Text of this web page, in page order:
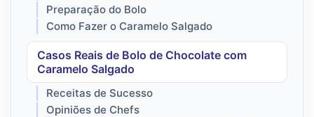
Preparação do Bolo
Como Fazer o Caramelo Salgado
Casos Reais de Bolo de Chocolate com
Caramelo Salgado
Receitas de Sucesso
Opiniões de Chefs